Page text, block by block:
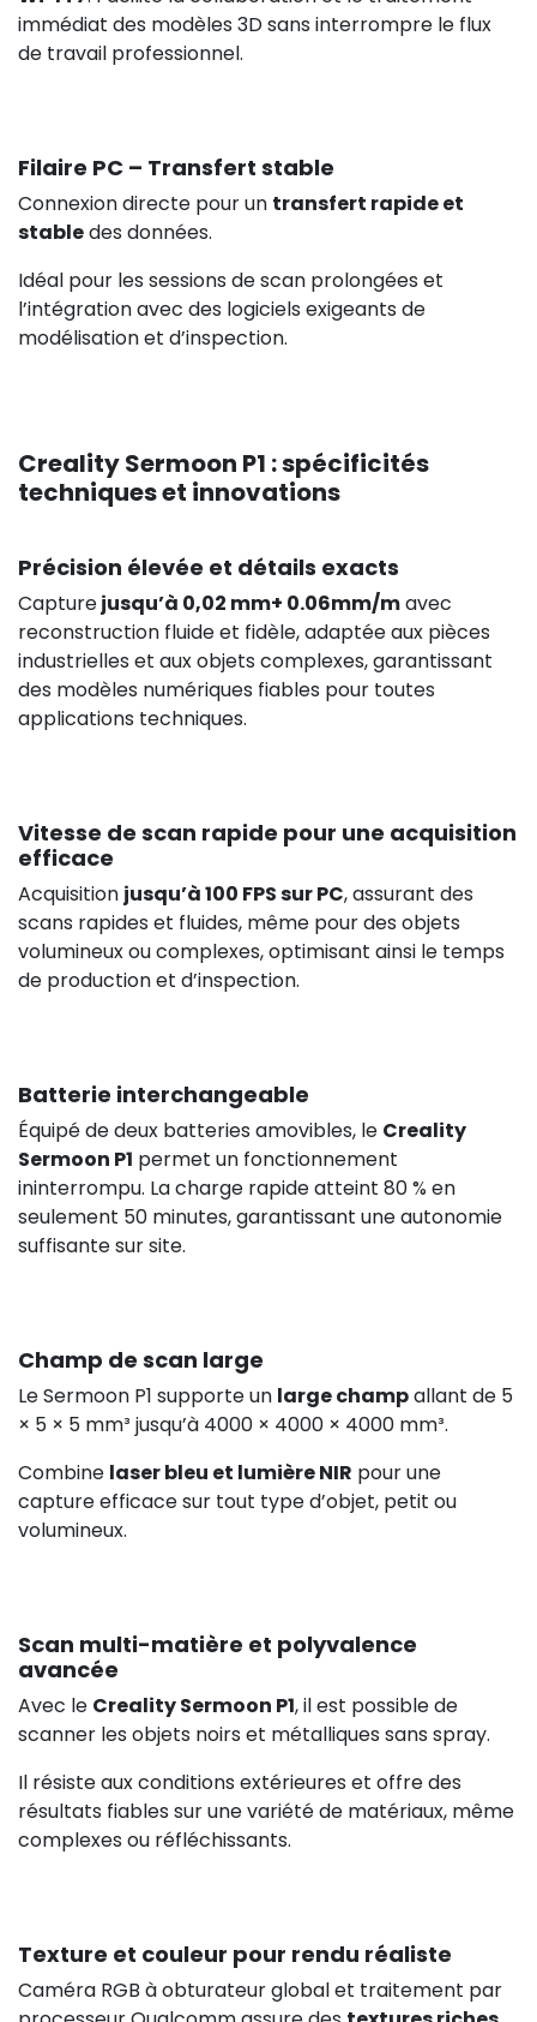
immédiat des modèles 3D sans interrompre le flux
de travail professionnel.
Filaire PC – Transfert stable
Connexion directe pour un transfert rapide et
stabledes données.
Idéal pour les sessions de scan prolongées et
l’intégration avec des logiciels exigeants de
modélisation et d’inspection.
Creality Sermoon P1 : spécificités
techniques et innovations
Précision élevée et détails exacts
Capturejusqu’à 0,02 mm+ 0.06mm/mavec
reconstruction fluide et fidèle, adaptée aux pièces
industrielles et aux objets complexes, garantissant
des modèles numériques fiables pour toutes
applications techniques.
Vitesse de scan rapide pour une acquisition
efficace
Acquisition jusqu’à 100 FPS sur PC, assurant des
scans rapides et fluides, même pour des objets
volumineux ou complexes, optimisant ainsi le temps
de production et d’inspection.
Batterie interchangeable
Équipé de deux batteries amovibles, le Creality
Sermoon P1 permet un fonctionnement
ininterrompu. La charge rapide atteint 80 % en
seulement 50 minutes, garantissant une autonomie
suffisante sur site.
Champ de scan large
Le Sermoon P1 supporte un large champallant de 5
× 5 × 5 mm³ jusqu’à 4000 × 4000 × 4000 mm³.
Combine laser bleu et lumière NIR pour une
capture efficace sur tout type d’objet, petit ou
volumineux.
Scan multi-matière et polyvalence
avancée
Avec le Creality Sermoon P1, il est possible de
scanner les objets noirs et métalliques sans spray.
Il résiste aux conditions extérieures et offre des
résultats fiables sur une variété de matériaux, même
complexes ou réfléchissants.
Texture et couleur pour rendu réaliste
Caméra RGB à obturateur global et traitement par